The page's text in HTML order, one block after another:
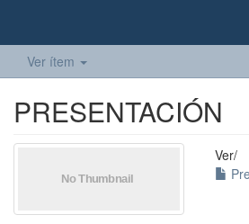
Ver ítem
PRESENTACIÓN
Ver/